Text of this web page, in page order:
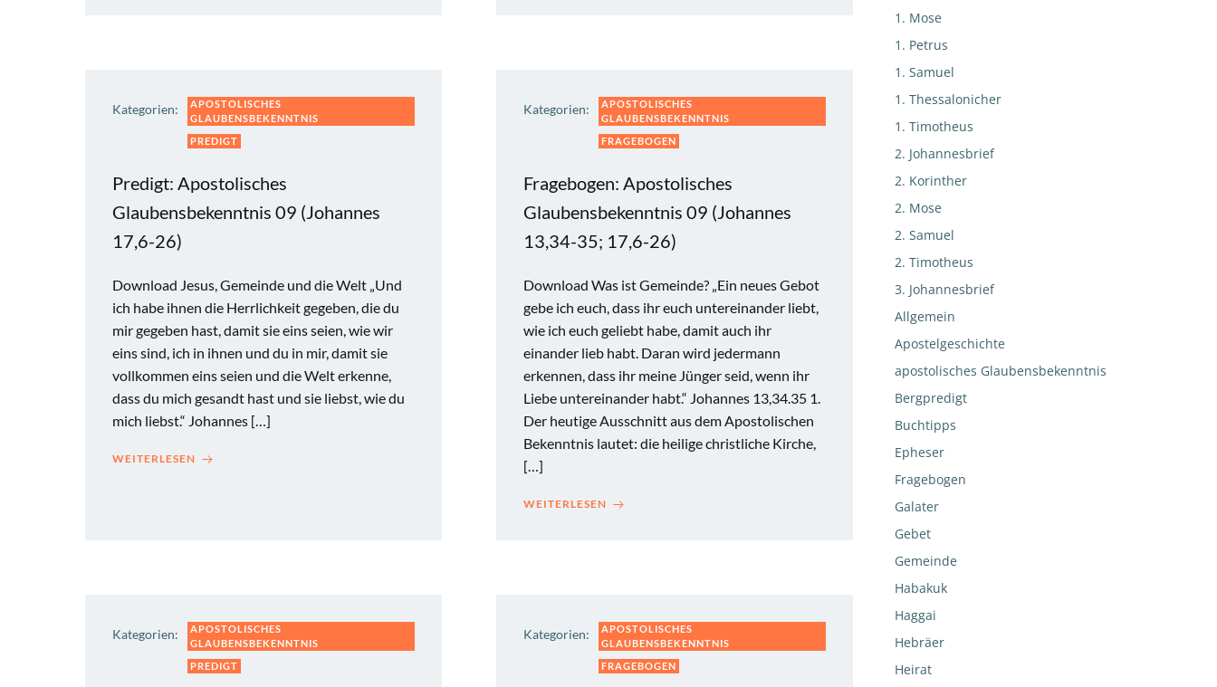
Kategorien:
APOSTOLISCHES
GLAUBENSBEKENNTNIS
PREDIGT
Predigt: Apostolisches
Glaubensbekenntnis 09 (Johannes
17,6-26)
Download Jesus, Gemeinde und die Welt „Und
ich habe ihnen die Herrlichkeit gegeben, die du
mir gegeben hast, damit sie eins seien, wie wir
eins sind, ich in ihnen und du in mir, damit sie
vollkommen eins seien und die Welt erkenne,
dass du mich gesandt hast und sie liebst, wie du
mich liebst.“ Johannes […]
WEITERLESEN
Kategorien:
APOSTOLISCHES
GLAUBENSBEKENNTNIS
FRAGEBOGEN
Fragebogen: Apostolisches
Glaubensbekenntnis 09 (Johannes
13,34-35; 17,6-26)
Download Was ist Gemeinde? „Ein neues Gebot
gebe ich euch, dass ihr euch untereinander liebt,
wie ich euch geliebt habe, damit auch ihr
einander lieb habt. Daran wird jedermann
erkennen, dass ihr meine Jünger seid, wenn ihr
Liebe untereinander habt.“ Johannes 13,34.35 1.
Der heutige Ausschnitt aus dem Apostolischen
Bekenntnis lautet: die heilige christliche Kirche,
[…]
WEITERLESEN
Kategorien:
APOSTOLISCHES
GLAUBENSBEKENNTNIS
PREDIGT
Kategorien:
APOSTOLISCHES
GLAUBENSBEKENNTNIS
FRAGEBOGEN
1. Mose
1. Petrus
1. Samuel
1. Thessalonicher
1. Timotheus
2. Johannesbrief
2. Korinther
2. Mose
2. Samuel
2. Timotheus
3. Johannesbrief
Allgemein
Apostelgeschichte
apostolisches Glaubensbekenntnis
Bergpredigt
Buchtipps
Epheser
Fragebogen
Galater
Gebet
Gemeinde
Habakuk
Haggai
Hebräer
Heirat